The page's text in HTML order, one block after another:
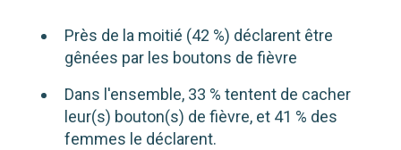
Près de la moitié (42 %) déclarent être
gênées par les boutons de fièvre
Dans l'ensemble, 33 % tentent de cacher
leur(s) bouton(s) de fièvre, et 41 % des
femmes le déclarent.